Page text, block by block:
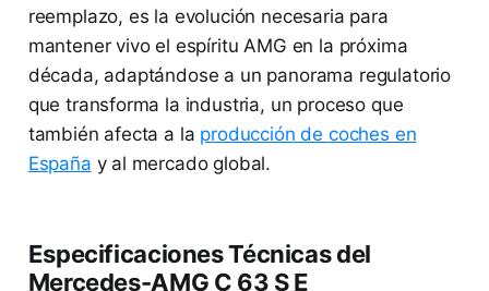
reemplazo, es la evolución necesaria para
mantener vivo el espíritu AMG en la próxima
década, adaptándose a un panorama regulatorio
que transforma la industria, un proceso que
también afecta a la producción de coches en
España y al mercado global.
Especificaciones Técnicas del
Mercedes-AMG C 63 S E